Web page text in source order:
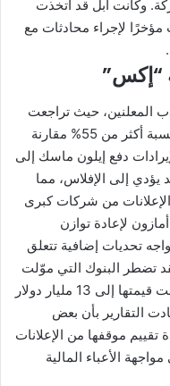
وكانت آبل قد اتخذت
لكنها عادت مؤخرًا لإجراء محادثات مع
“إكس”
المعلنين، حيث تراجعت
إيراداتها الإعلانية في الولايات المتحدة بنسبة أكثر من 55% مقارنة
دفع إيلون ماسك إلى
يؤدي إلى الإفلاس، مما
من شركات كبرى
لإعادة توازن
تحديات إضافية تتعلق
تضطر البنوك التي موّلت
الصفقة إلى بيع جزء من ديونها التي وصلت قيمتها إلى 13 مليار دولار
التقارير بأن بعض
موقفها من الإعلانات
الأعباء المالية